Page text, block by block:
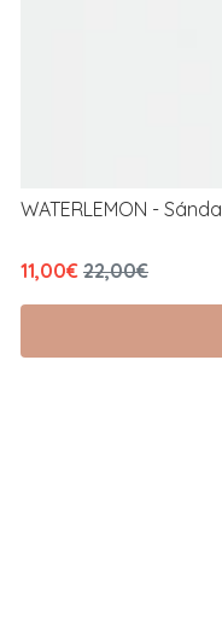
WATERLEMON -
11,00€ 22,00€